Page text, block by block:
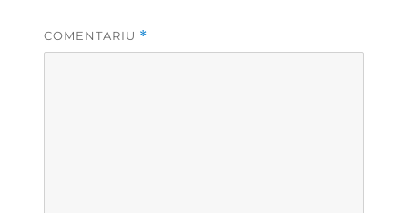
COMENTARIU *